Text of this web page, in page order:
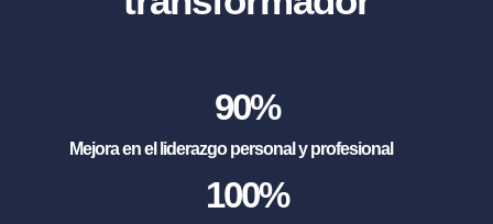
90%
Mejora en el liderazgo personal y profesional
100%